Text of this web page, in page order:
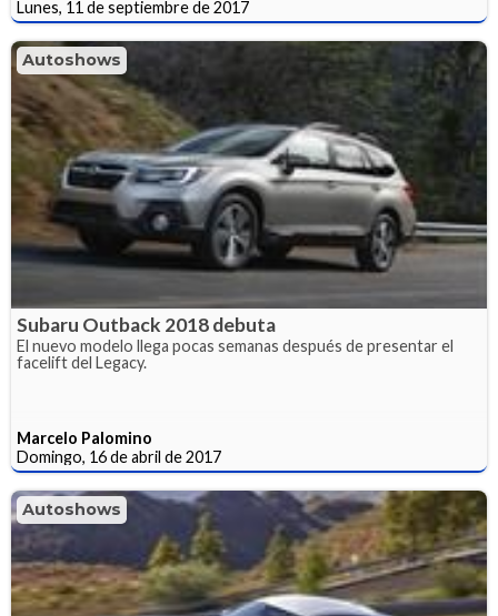
Lunes, 11 de septiembre de 2017
Autoshows
Subaru Outback 2018 debuta
El nuevo modelo llega pocas semanas después de presentar el
facelift del Legacy.
Marcelo Palomino
Domingo, 16 de abril de 2017
Autoshows